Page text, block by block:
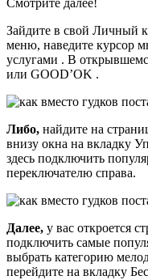
Смотрите далее!
Зайдите в свой Личный
меню, наведите курсор
услугами . В
или GOOD’OK .
Либо, найдите на
внизу окна на вкладку
здесь подключить
переключателю справа.
Далее, у вас откроется
подключить самые
выбрать категорию
перейдите на вкладку